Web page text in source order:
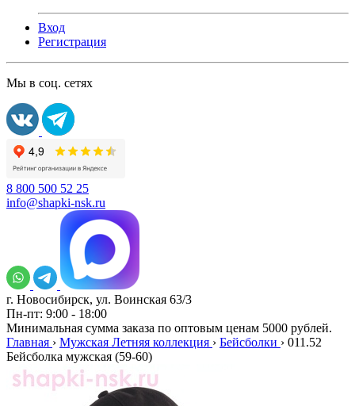
Вход
Регистрация
Мы в соц. сетях
8 800 500 52 25
info@shapki-nsk.ru
г. Новосибирск, ул. Воинская 63/3
Пн-пт: 9:00 - 18:00
Минимальная сумма заказа по оптовым ценам 5000 рублей.
Главная › Мужская Летняя коллекция › Бейсболки › 011.52
Бейсболка мужская (59-60)